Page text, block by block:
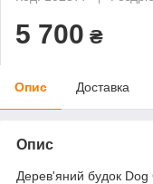
5 700 ₴
Опис Доставка
Опис
Дерев'яний будок Dog